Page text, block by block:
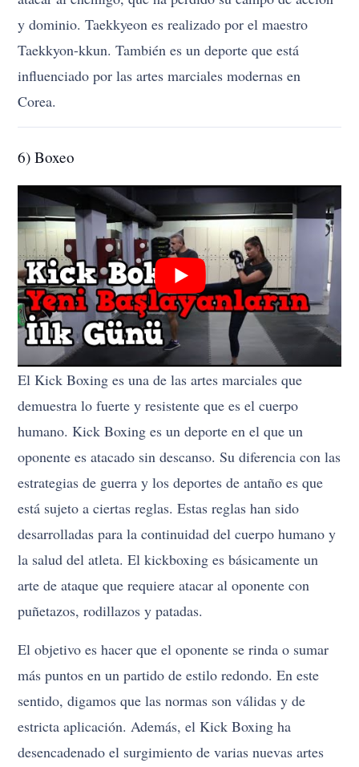
y dominio. Taekkyeon es realizado por el maestro
Taekkyon-kkun. También es un deporte que está
influenciado por las artes marciales modernas en
Corea.
6) Boxeo
El Kick Boxing es una de las artes marciales que
demuestra lo fuerte y resistente que es el cuerpo
humano. Kick Boxing es un deporte en el que un
oponente es atacado sin descanso. Su diferencia con las
estrategias de guerra y los deportes de antaño es que
está sujeto a ciertas reglas. Estas reglas han sido
desarrolladas para la continuidad del cuerpo humano y
la salud del atleta. El kickboxing es básicamente un
arte de ataque que requiere atacar al oponente con
puñetazos, rodillazos y patadas.
El objetivo es hacer que el oponente se rinda o sumar
más puntos en un partido de estilo redondo. En este
sentido, digamos que las normas son válidas y de
estricta aplicación. Además, el Kick Boxing ha
desencadenado el surgimiento de varias nuevas artes